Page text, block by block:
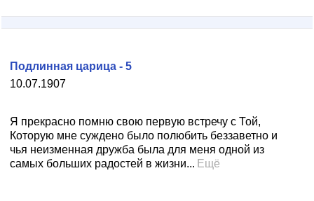
10.07.1907
Подлинная царица - 5
Я прекрасно помню свою первую встречу с Той,
Которую мне суждено было полюбить беззаветно и
чья неизменная дружба была для меня одной из
самых больших радостей в жизни... Ещё